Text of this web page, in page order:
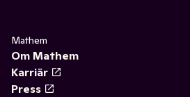
Mathem
Om Mathem
Karriär
Press